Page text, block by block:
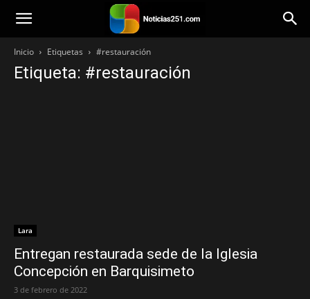
Noticias251
Inicio Etiquetas #restauración
Etiqueta: #restauración
Lara
Entregan restaurada sede de la Iglesia
Concepción en Barquisimeto
3 de febrero de 2022